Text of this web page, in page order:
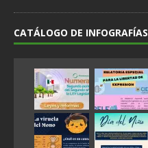
CATÁLOGO DE INFOGRAFÍAS